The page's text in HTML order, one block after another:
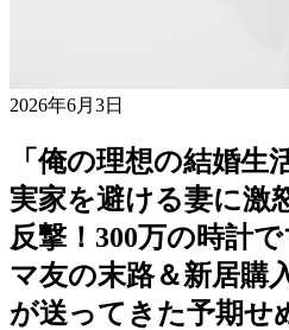
2026年6月3日
「俺の理想の結婚生
実家を避ける妻に激
反撃！300万の時計
マ友の末路＆新居購
が送ってきた予期せ